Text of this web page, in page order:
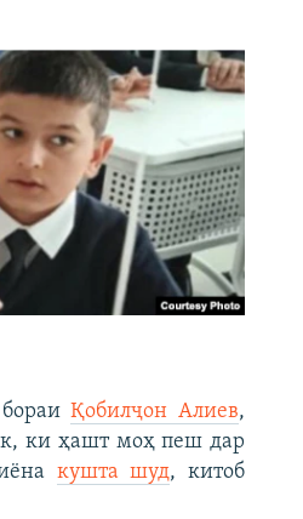
Қобилҷон Алиев,
ки ҳашт моҳ пеш дар
кушта шуд, китоб